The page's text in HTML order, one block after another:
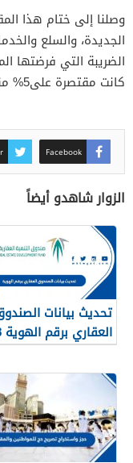
وصلنا إلى ختام هذا
الجديدة، والسلع
الضريبة التي فرضتها
كانت مقتصرة على5% منذ العام 2018.
Facebook
الزوار شاهدو أيضاً
تحديث بيانات
الرابط والخطوات